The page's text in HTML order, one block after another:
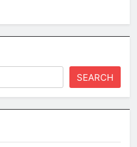
SEARCH